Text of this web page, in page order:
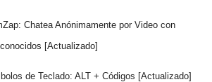
Chatea Anónimamente por Video con
[Actualizado]
de Teclado: ALT + Códigos [Actualizado]